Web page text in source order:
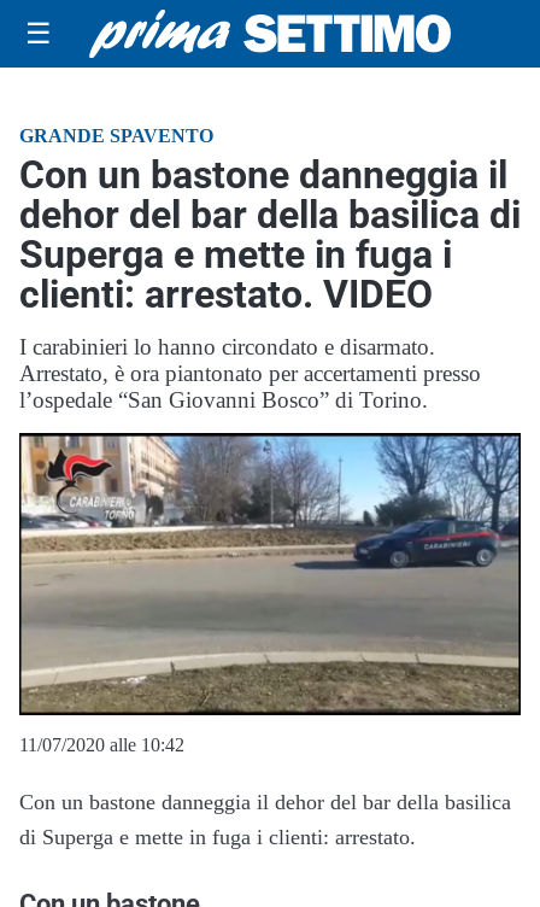
☰
GRANDE SPAVENTO
Con un bastone danneggia il
dehor del bar della basilica di
Superga e mette in fuga i
clienti: arrestato. VIDEO
I carabinieri lo hanno circondato e disarmato.
Arrestato, è ora piantonato per accertamenti presso
l’ospedale “San Giovanni Bosco” di Torino.
11/07/2020 alle 10:42
Con un bastone danneggia il dehor del bar della basilica
di Superga e mette in fuga i clienti: arrestato.